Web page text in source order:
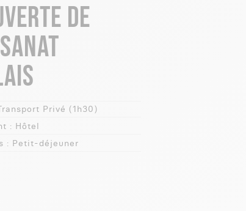
DE
Privé (1h30)
: Hôtel
: Petit-déjeuner